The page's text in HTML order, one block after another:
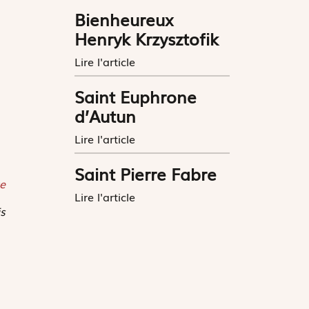
Bienheureux
Henryk Krzysztofik
Lire l'article
Saint Euphrone
d’Autun
Lire l'article
Saint Pierre Fabre
Lire l'article